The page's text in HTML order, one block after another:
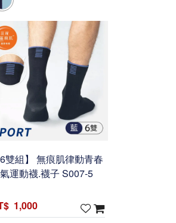
6雙組】 無痕肌律動青春
運動襪.襪子 S007-5
1,000